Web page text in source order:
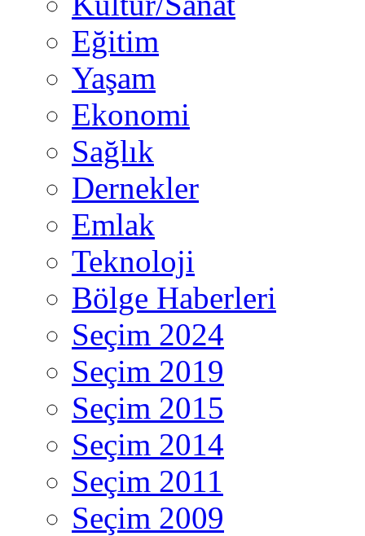
Eğitim
Yaşam
Ekonomi
Sağlık
Dernekler
Emlak
Teknoloji
Bölge Haberleri
Seçim 2024
Seçim 2019
Seçim 2015
Seçim 2014
Seçim 2011
Seçim 2009